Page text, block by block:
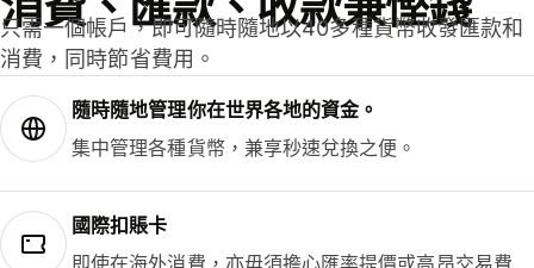
只需一個帳戶，即可隨時隨地以40多種貨幣收發匯款和
消費，同時節省費用。
隨時隨地管理你在世界各地的資金。
集中管理各種貨幣，兼享秒速兌換之便。
國際扣賬卡